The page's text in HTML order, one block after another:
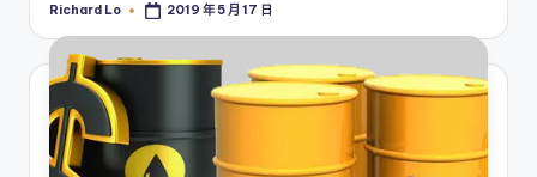
Posted
Richard Lo 2019 年 5 月 17 日